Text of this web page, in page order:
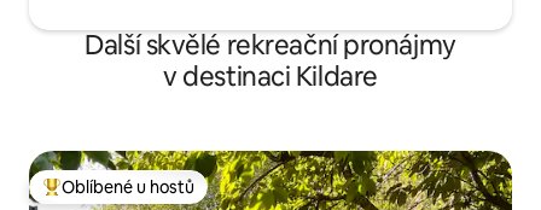
Další skvělé rekreační pronájmy
v destinaci Kildare
Nejlepší v kategorii Oblíbené u hostů
Oblíbené u hostů